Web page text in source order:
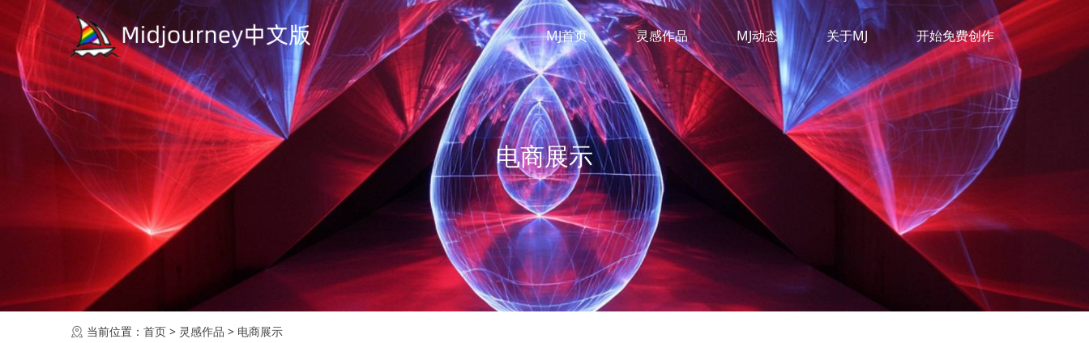
MJ首页 灵感作品 MJ动态 关于MJ 开始免费创作
电商展示
当前位置： 首页 > 灵感作品 > 电商展示